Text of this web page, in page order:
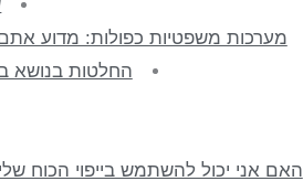
מערכות משפטיות כפולות: מדוע
החלטות בנושא
האם אני יכול להשתמש בייפוי הכוח